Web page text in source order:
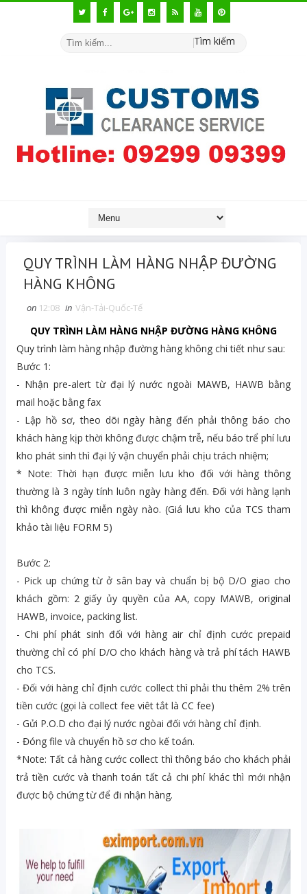
Tìm kiếm
QUY TRÌNH LÀM HÀNG NHẬP ĐƯỜNG
HÀNG KHÔNG
on 12:08 in Vận-Tải-Quốc-Tế
QUY TRÌNH LÀM HÀNG NHẬP ĐƯỜNG HÀNG KHÔNG
Quy trình làm hàng nhập đường hàng không chi tiết như sau:
Bước 1:
- Nhận pre-alert từ đại lý nước ngoài MAWB, HAWB bằng
mail hoặc bằng fax
- Lập hồ sơ, theo dõi ngày hàng đến phải thông báo cho
khách hàng kịp thời không được chậm trễ, nếu báo trể phí lưu
kho phát sinh thì đại lý vận chuyển phải chịu trách nhiệm;
* Note: Thời hạn được miễn lưu kho đối với hàng thông
thường là 3 ngày tính luôn ngày hàng đến. Đối với hàng lạnh
thì không được miễn ngày nào. (Giá lưu kho của TCS tham
khảo tài liệu FORM 5)
Bước 2:
- Pick up chứng từ ở sân bay và chuẩn bị bộ D/O giao cho
khách gồm: 2 giấy ủy quyền của AA, copy MAWB, original
HAWB, invoice, packing list.
- Chi phí phát sinh đối với hàng air chỉ định cước prepaid
thường chỉ có phí D/O cho khách hàng và trả phí tách HAWB
cho TCS.
- Đối với hàng chỉ định cước collect thì phải thu thêm 2% trên
tiền cước (gọi là collect fee viêt tắt là CC fee)
- Gửi P.O.D cho đại lý nước ngòai đối với hàng chỉ định.
- Đóng file và chuyển hồ sơ cho kế toán.
*Note: Tất cả hàng cước collect thì thông báo cho khách phải
trả tiền cước và thanh toán tất cả chi phí khác thì mới nhận
được bộ chứng từ để đi nhận hàng.